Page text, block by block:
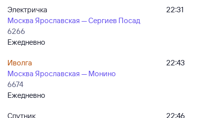
Электричка
Москва Ярославская — Сергиев Посад
6266
Ежедневно
22:31
Иволга
Москва Ярославская — Монино
6674
Ежедневно
22:43
Спутник
22:46